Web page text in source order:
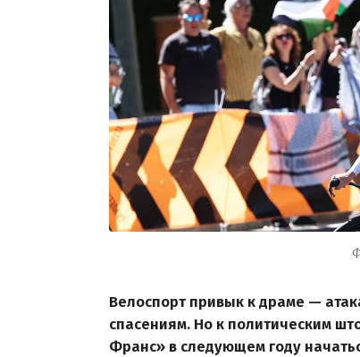
Велоспорт привык к драме —
спасениям. Но к политическим
Франс» в следующем году